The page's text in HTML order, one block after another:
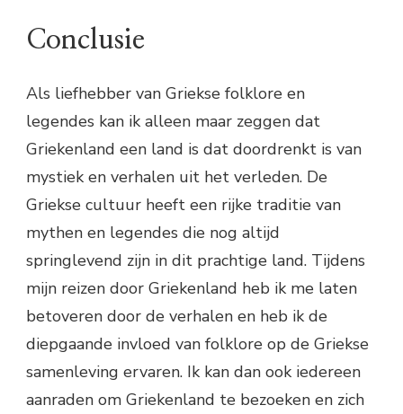
Conclusie
Als liefhebber van Griekse folklore en
legendes kan ik alleen maar zeggen dat
Griekenland een land is dat doordrenkt is van
mystiek en verhalen uit het verleden. De
Griekse cultuur heeft een rijke traditie van
mythen en legendes die nog altijd
springlevend zijn in dit prachtige land. Tijdens
mijn reizen door Griekenland heb ik me laten
betoveren door de verhalen en heb ik de
diepgaande invloed van folklore op de Griekse
samenleving ervaren. Ik kan dan ook iedereen
aanraden om Griekenland te bezoeken en zich